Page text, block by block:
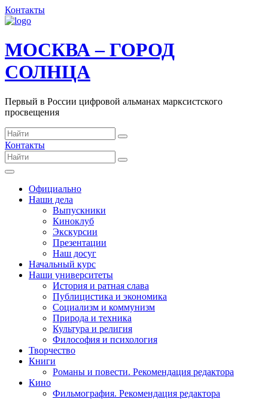
Контакты
МОСКВА – ГОРОД
СОЛНЦА
Первый в России цифровой альманах марксистского
просвещения
Контакты
Официально
Наши дела
Выпускники
Киноклуб
Экскурсии
Презентации
Наш досуг
Начальный курс
Наши университеты
История и ратная слава
Публицистика и экономика
Социализм и коммунизм
Природа и техника
Культура и религия
Философия и психология
Творчество
Книги
Романы и повести. Рекомендация редактора
Кино
Фильмография. Рекомендация редактора